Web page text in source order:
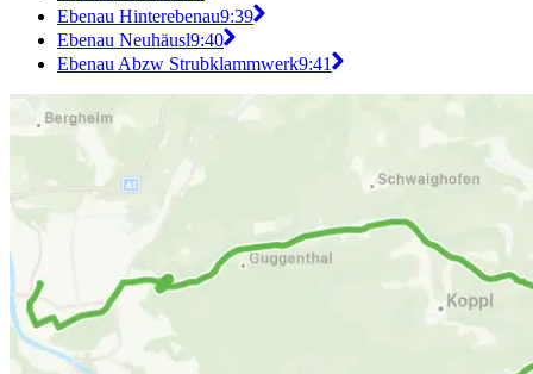
Ebenau Hinterebenau9:39
Ebenau Neuhäusl9:40
Ebenau Abzw Strubklammwerk9:41